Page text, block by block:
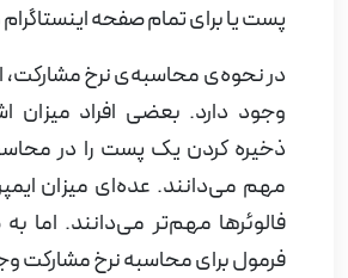
پست یا برای تمام صفحه
در نحوه‌ی محاسبه‌ی نرخ مشارکت،
وجود دارد. بعضی افراد میزان
ذخیره کردن یک پست را در
مهم می‌دانند. عده‌ای میزان
فالوئرها مهم‌تر می‌دانند. اما
فرمول برای محاسبه نرخ مشارکت